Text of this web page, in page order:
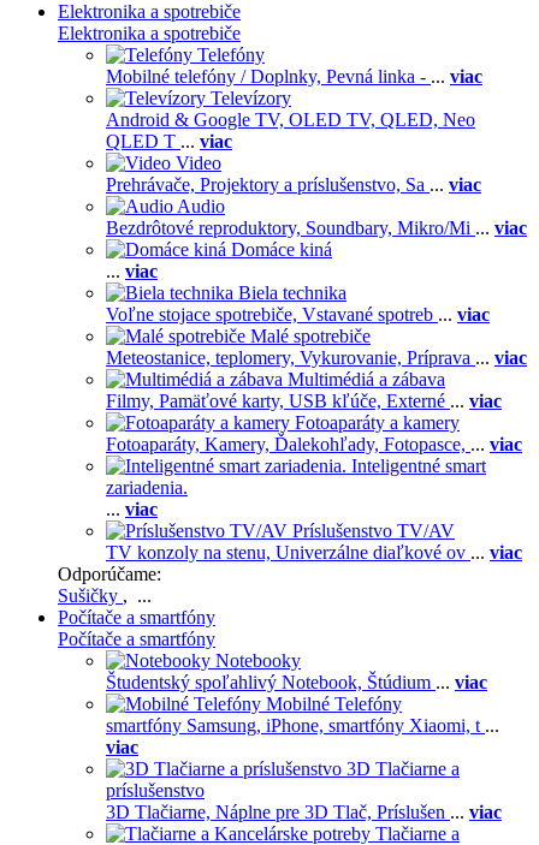
Elektronika a spotrebiče
Elektronika a spotrebiče
Telefóny
Mobilné telefóny / Doplnky, Pevná linka - ... viac
Televízory
Android & Google TV, OLED TV, QLED, Neo
QLED T ... viac
Video
Prehrávače, Projektory a príslušenstvo, Sa ... viac
Audio
Bezdrôtové reproduktory, Soundbary, Mikro/Mi ... viac
Domáce kiná
... viac
Biela technika
Voľne stojace spotrebiče, Vstavané spotreb ... viac
Malé spotrebiče
Meteostanice, teplomery, Vykurovanie, Príprava ... viac
Multimédiá a zábava
Filmy, Pamäťové karty, USB kľúče, Externé ... viac
Fotoaparáty a kamery
Fotoaparáty, Kamery, Ďalekohľady, Fotopasce, ... viac
Inteligentné smart
zariadenia.
... viac
Príslušenstvo TV/AV
TV konzoly na stenu, Univerzálne diaľkové ov ... viac
Odporúčame:
Sušičky , ...
Počítače a smartfóny
Počítače a smartfóny
Notebooky
Študentský spoľahlivý Notebook, Štúdium ... viac
Mobilné Telefóny
smartfóny Samsung, iPhone, smartfóny Xiaomi, t ...
viac
3D Tlačiarne a
príslušenstvo
3D Tlačiarne, Náplne pre 3D Tlač, Príslušen ... viac
Tlačiarne a